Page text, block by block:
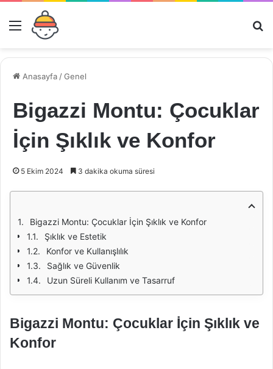
Menü
Anasayfa /Genel
Bigazzi Montu: Çocuklar
İçin Şıklık ve Konfor
5 Ekim 2024 3 dakika okuma süresi
Bigazzi Montu: Çocuklar İçin Şıklık ve Konfor
Şıklık ve Estetik
Konfor ve Kullanışlılık
Sağlık ve Güvenlik
Uzun Süreli Kullanım ve Tasarruf
Bigazzi Montu: Çocuklar İçin Şıklık ve
Konfor